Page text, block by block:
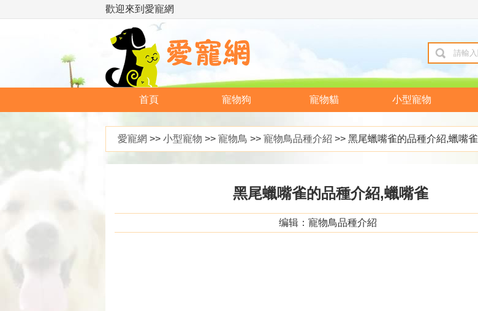
歡迎來到愛寵網
首頁 寵物狗 寵物貓 小型寵物
愛寵網 >> 小型寵物 >> 寵物鳥 >> 寵物鳥品種介紹 >> 黑尾蠟嘴雀的品種介紹,蠟嘴雀
黑尾蠟嘴雀的品種介紹,蠟嘴雀
编辑：寵物鳥品種介紹